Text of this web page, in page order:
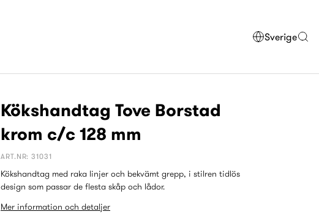
Sverige
Kökshandtag Tove Borstad
krom c/c 128 mm
ART.NR: 31031
Kökshandtag med raka linjer och bekvämt grepp, i stilren tidlös
design som passar de flesta skåp och lådor.
Mer information och detaljer